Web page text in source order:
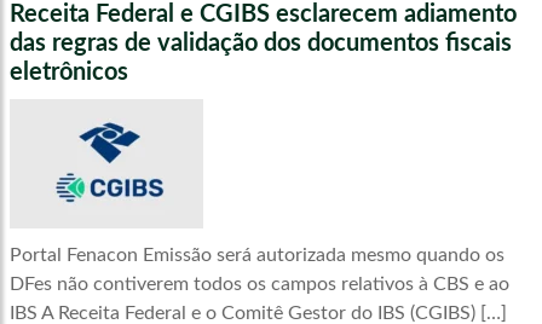
Receita Federal e CGIBS esclarecem adiamento
das regras de validação dos documentos fiscais
eletrônicos
Portal Fenacon Emissão será autorizada mesmo quando os
DFes não contiverem todos os campos relativos à CBS e ao
IBS A Receita Federal e o Comitê Gestor do IBS (CGIBS) […]